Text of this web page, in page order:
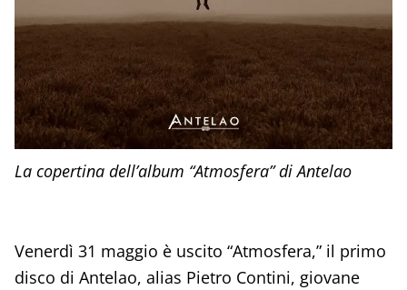
La copertina dell’album “Atmosfera” di Antelao
Venerdì 31 maggio è uscito “Atmosfera,” il primo
disco di Antelao, alias Pietro Contini, giovane